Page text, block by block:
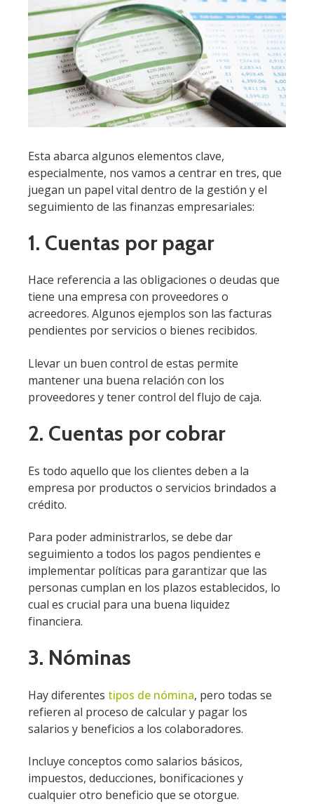
Esta abarca algunos elementos clave,
especialmente, nos vamos a centrar en tres, que
juegan un papel vital dentro de la gestión y el
seguimiento de las finanzas empresariales:
1. Cuentas por pagar
Hace referencia a las obligaciones o deudas que
tiene una empresa con proveedores o
acreedores. Algunos ejemplos son las facturas
pendientes por servicios o bienes recibidos.
Llevar un buen control de estas permite
mantener una buena relación con los
proveedores y tener control del flujo de caja.
2. Cuentas por cobrar
Es todo aquello que los clientes deben a la
empresa por productos o servicios brindados a
crédito.
Para poder administrarlos, se debe dar
seguimiento a todos los pagos pendientes e
implementar políticas para garantizar que las
personas cumplan en los plazos establecidos, lo
cual es crucial para una buena liquidez
financiera.
3. Nóminas
Hay diferentes tipos de nómina, pero todas se
refieren al proceso de calcular y pagar los
salarios y beneficios a los colaboradores.
Incluye conceptos como salarios básicos,
impuestos, deducciones, bonificaciones y
cualquier otro beneficio que se otorgue.